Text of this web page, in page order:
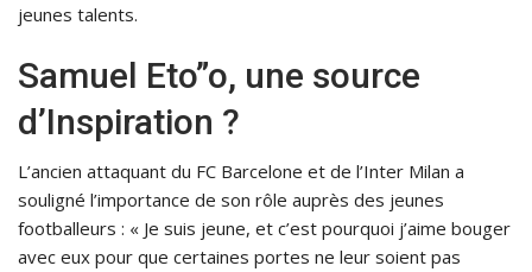
jeunes talents.
Samuel Eto”o, une source
d’Inspiration ?
L’ancien attaquant du FC Barcelone et de l’Inter Milan a
souligné l’importance de son rôle auprès des jeunes
footballeurs : « Je suis jeune, et c’est pourquoi j’aime bouger
avec eux pour que certaines portes ne leur soient pas